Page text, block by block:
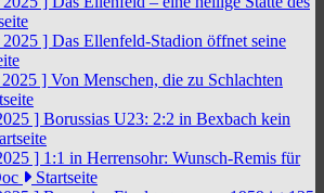
2025 ] Das Ellenfeld-Stadion öffnet seine
2025 ] Von Menschen, die zu Schlachten
] Borussias U23: 2:2 in Bexbach kein
] 1:1 in Herrensohr: Wunsch-Remis für
Startseite